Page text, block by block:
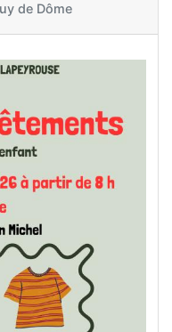
de Dôme